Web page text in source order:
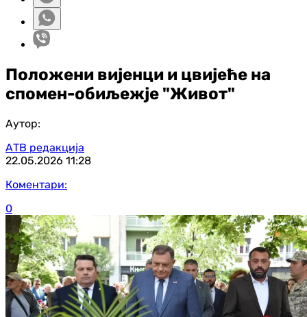
Положени вијенци и цвијеће на
спомен-обиљежје "Живот"
Аутор:
АТВ редакција
22.05.2026 11:28
Коментари:
0